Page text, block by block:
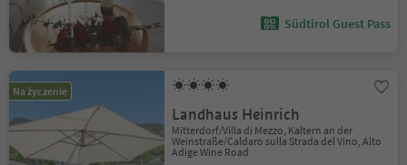
Südtirol Guest Pass
Na życzenie
Landhaus Heinrich
Mitterdorf/Villa di Mezzo, Kaltern an der
Weinstraße/Caldaro sulla Strada del Vino, Alto
Adige Wine Road